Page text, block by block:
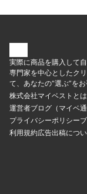
実際に商品を購入して
専門家を中心としたク
て、あなたの“選ぶ”を
株式会社マイベストとは
運営者ブログ（マイベ通
プライバシーポリシー
利用規約広告出稿につ